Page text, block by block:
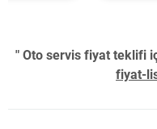
" Oto servis fiyat teklifi
fiyat-